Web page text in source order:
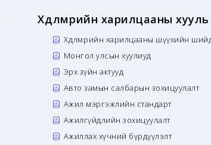
Хөдөлмөрийн харилцааны
Хөдөлмөрийн харилцааны шүүхийн
Монгол улсын хуулиуд
Эрх зүйн актууд
Авто замын салбарын зохицуулалт
Ажил мэргэжлийн стандарт
Ажилгүйдлийн зохицуулалт
Ажиллах хүчний бүрдүүлэлт